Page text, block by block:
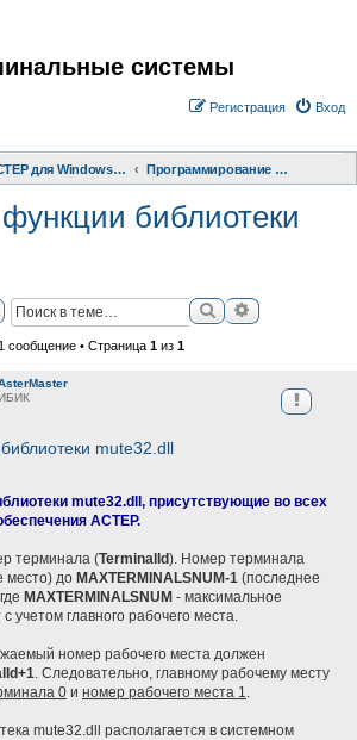
системы
Вход
Регистрация
АСТЕР для Windows 2000/XP/ 7/ 8/ 10 Программирование терминальных систем
библиотеки
ПоискРасширенный
сообщение • Страница 1из 1
ИБИК
mute32.dll
mute32.dll, присутствующие во всех
АСТЕР.
терминала (TerminalId). Номер терминала
место) до MAXTERMINALSNUM-1 (последнее
MAXTERMINALSNUM - максимальное
учетом главного рабочего места.
номер рабочего места должен
. Следовательно, главному рабочему месту
0 и номер рабочего места 1
mute32.dll располагается в системном